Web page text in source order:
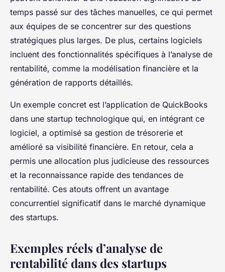
temps passé sur des tâches manuelles, ce qui permet
aux équipes de se concentrer sur des questions
stratégiques plus larges. De plus, certains logiciels
incluent des fonctionnalités spécifiques à l’analyse de
rentabilité, comme la modélisation financière et la
génération de rapports détaillés.
Un exemple concret est l’application de QuickBooks
dans une startup technologique qui, en intégrant ce
logiciel, a optimisé sa gestion de trésorerie et
amélioré sa visibilité financière. En retour, cela a
permis une allocation plus judicieuse des ressources
et la reconnaissance rapide des tendances de
rentabilité. Ces atouts offrent un avantage
concurrentiel significatif dans le marché dynamique
des startups.
Exemples réels d’analyse de
rentabilité dans des startups